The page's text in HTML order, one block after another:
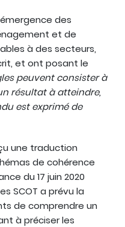
des
et de
à des secteurs,
et ont posant le
peuvent consister à
résultat à atteindre,
est exprimé de
une traduction
de cohérence
du 17 juin 2020
SCOT a prévu la
de comprendre un
à préciser les